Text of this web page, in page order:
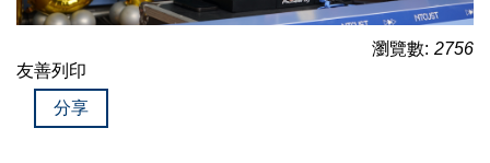
瀏覽數: 2756
友善列印
分享